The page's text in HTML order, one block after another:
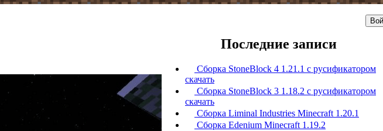
Последние записи
Сборка StoneBlock 4 1.21.1 с русификатором
скачать
Сборка StoneBlock 3 1.18.2 с русификатором
скачать
Сборка Liminal Industries Minecraft 1.20.1
Сборка Edenium Minecraft 1.19.2